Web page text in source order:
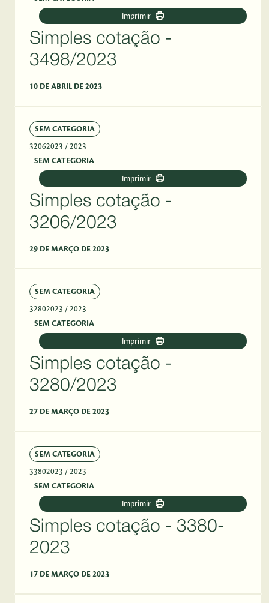
Imprimir
Simples cotação -
3498/2023
10 DE ABRIL DE 2023
SEM CATEGORIA
32062023 / 2023
SEM CATEGORIA
Imprimir
Simples cotação -
3206/2023
29 DE MARÇO DE 2023
SEM CATEGORIA
32802023 / 2023
SEM CATEGORIA
Imprimir
Simples cotação -
3280/2023
27 DE MARÇO DE 2023
SEM CATEGORIA
33802023 / 2023
SEM CATEGORIA
Imprimir
Simples cotação - 3380-
2023
17 DE MARÇO DE 2023